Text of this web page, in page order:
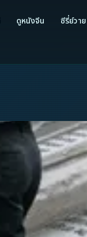
ดูหนังจีน
ซีรี่ย์วาย